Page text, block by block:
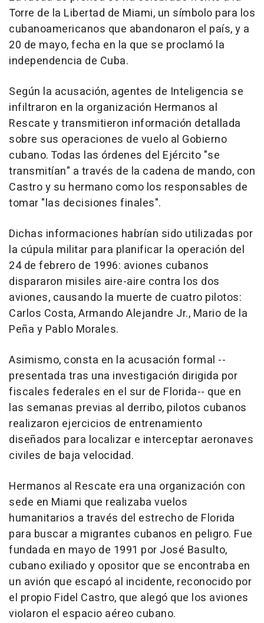
Torre de la Libertad de Miami, un símbolo para los
cubanoamericanos que abandonaron el país, y a
20 de mayo, fecha en la que se proclamó la
independencia de Cuba.
Según la acusación, agentes de Inteligencia se
infiltraron en la organización Hermanos al
Rescate y transmitieron información detallada
sobre sus operaciones de vuelo al Gobierno
cubano. Todas las órdenes del Ejército "se
transmitían" a través de la cadena de mando, con
Castro y su hermano como los responsables de
tomar "las decisiones finales".
Dichas informaciones habrían sido utilizadas por
la cúpula militar para planificar la operación del
24 de febrero de 1996: aviones cubanos
dispararon misiles aire-aire contra los dos
aviones, causando la muerte de cuatro pilotos:
Carlos Costa, Armando Alejandre Jr., Mario de la
Peña y Pablo Morales.
Asimismo, consta en la acusación formal --
presentada tras una investigación dirigida por
fiscales federales en el sur de Florida-- que en
las semanas previas al derribo, pilotos cubanos
realizaron ejercicios de entrenamiento
diseñados para localizar e interceptar aeronaves
civiles de baja velocidad.
Hermanos al Rescate era una organización con
sede en Miami que realizaba vuelos
humanitarios a través del estrecho de Florida
para buscar a migrantes cubanos en peligro. Fue
fundada en mayo de 1991 por José Basulto,
cubano exiliado y opositor que se encontraba en
un avión que escapó al incidente, reconocido por
el propio Fidel Castro, que alegó que los aviones
violaron el espacio aéreo cubano.